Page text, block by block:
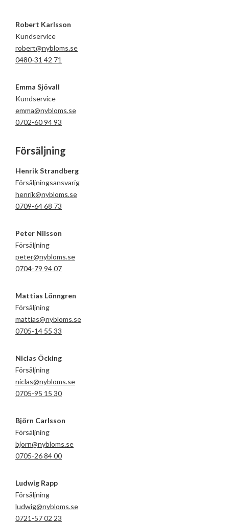
Robert Karlsson
Kundservice
robert@nybloms.se
0480-31 42 71
Emma Sjövall
Kundservice
emma@nybloms.se
0702-60 94 93
Försäljning
Henrik Strandberg
Försäljningsansvarig
henrik@nybloms.se
0709-64 68 73
Peter Nilsson
Försäljning
peter@nybloms.se
0704-79 94 07
Mattias Lönngren
Försäljning
mattias@nybloms.se
0705-14 55 33
Niclas Öcking
Försäljning
niclas@nybloms.se
0705-95 15 30
Björn Carlsson
Försäljning
bjorn@nybloms.se
0705-26 84 00
Ludwig Rapp
Försäljning
ludwig@nybloms.se
0721-57 02 23